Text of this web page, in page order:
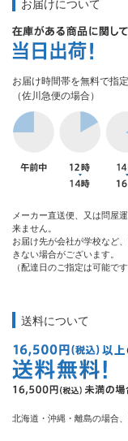
お届けについて
お届け時間帯を無料で指
（佐川急便の場合）
メーカー直送便、又は問屋
来ません。
お届け先が会社が学校など
きない場合がございます。
（配達日のご指定は可能です
送料について
北海道・沖縄・離島の場合